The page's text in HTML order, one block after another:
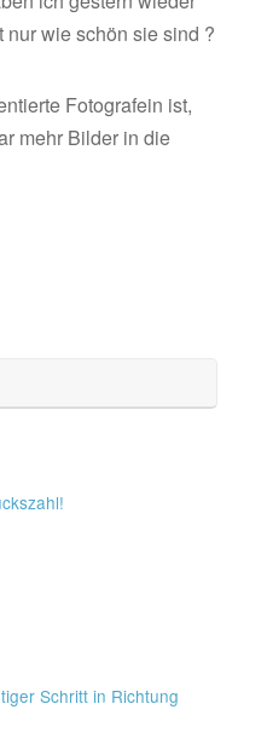
wie schön sie sind ?
Fotografein ist,
mehr Bilder in die
Schritt in Richtung